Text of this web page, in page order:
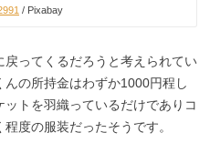
/ Pixabay
ってくるだろうと考えられてい
の所持金はわずか1000円程し
トを羽織っているだけでありコ
度の服装だったそうです。